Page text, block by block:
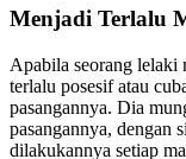
Menjadi Terlalu
Apabila seorang lelaki
terlalu posesif atau
pasangannya. Dia
pasangannya, dengan
dilakukannya setiap